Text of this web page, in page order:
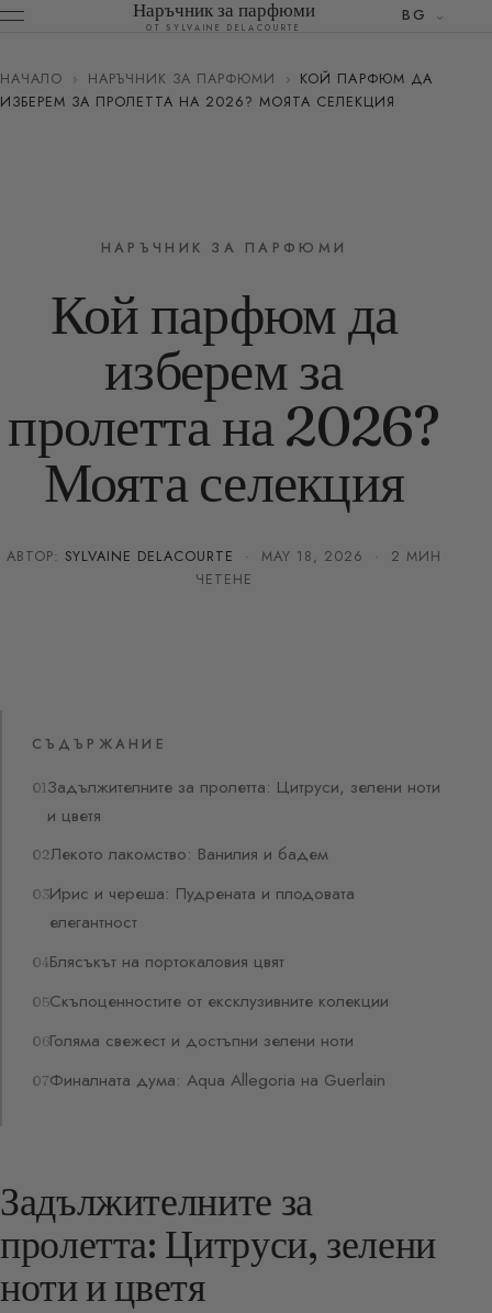
Наръчник за парфюми
ОТ SYLVAINE DELACOURTE
BG
НАЧАЛО › НАРЪЧНИК ЗА ПАРФЮМИ › КОЙ ПАРФЮМ ДА
ИЗБЕРЕМ ЗА ПРОЛЕТТА НА 2026? МОЯТА СЕЛЕКЦИЯ
НАРЪЧНИК ЗА ПАРФЮМИ
Кой парфюм да
изберем за
пролетта на 2026?
Моята селекция
АВТОР: SYLVAINE DELACOURTE ·MAY 18, 2026
· 2 МИН
ЧЕТЕНЕ
СЪДЪРЖАНИЕ
Задължителните за пролетта: Цитруси, зелени ноти
и цветя
Лекото лакомство: Ванилия и бадем
Ирис и череша: Пудрената и плодовата
елегантност
Блясъкът на портокаловия цвят
Скъпоценностите от ексклузивните колекции
Голяма свежест и достъпни зелени ноти
Финалната дума: Aqua Allegoria на Guerlain
Задължителните за
пролетта: Цитруси, зелени
ноти и цветя